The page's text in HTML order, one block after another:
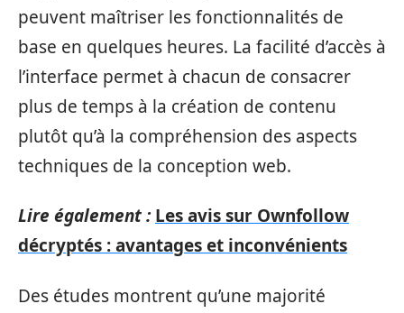
peuvent maîtriser les fonctionnalités de
base en quelques heures. La facilité d’accès à
l’interface permet à chacun de consacrer
plus de temps à la création de contenu
plutôt qu’à la compréhension des aspects
techniques de la conception web.
Lire également : Les avis sur Ownfollow
décryptés : avantages et inconvénients
Des études montrent qu’une majorité